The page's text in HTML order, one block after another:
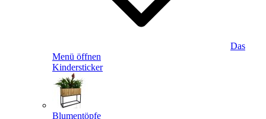
Das
Menü öffnen
Kindersticker
Blumentöpfe